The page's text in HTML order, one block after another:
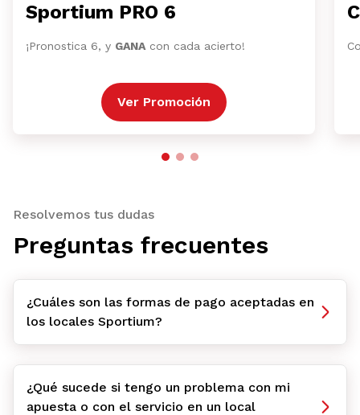
Sportium PRO 6
¡Pronostica 6, y GANA con cada acierto!
Ver Promoción
Resolvemos tus dudas
Preguntas frecuentes
¿Cuáles son las formas de pago aceptadas en
los locales Sportium?
¿Qué sucede si tengo un problema con mi
apuesta o con el servicio en un local